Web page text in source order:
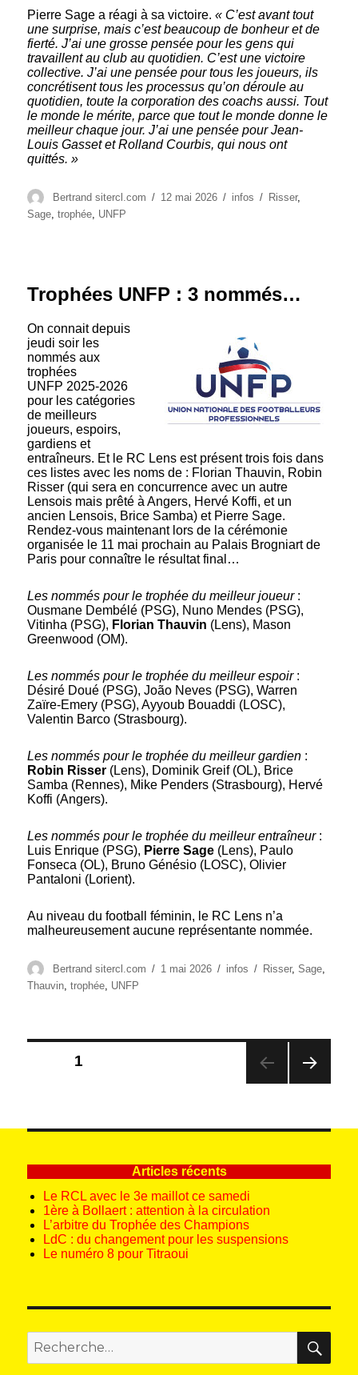
Pierre Sage a réagi à sa victoire.« C’est avant tout
une surprise, mais c’est beaucoup de bonheur et de
fierté. J’ai une grosse pensée pour les gens qui
travaillent au club au quotidien. C’est une victoire
collective. J’ai une pensée pour tous les joueurs, ils
concrétisent tous les processus qu’on déroule au
quotidien, toute la corporation des coachs aussi. Tout
le monde le mérite, parce que tout le monde donne le
meilleur chaque jour. J’ai une pensée pour Jean-
Louis Gasset et Rolland Courbis, qui nous ont
quittés. »
Auteur
Bertrand sitercl.com
Publié
12 mai 2026 Catégories
infos Étiquettes
Risser,
Sage,trophée, UNFP
Trophées UNFP : 3 nommés…
On connait depuis
jeudi soir les
nommés aux
trophées
UNFP 2025-2026
pour les catégories
de meilleurs
joueurs, espoirs,
gardiens et
entraîneurs. Et le RC Lens est présent trois fois dans
ces listes avec les noms de : Florian Thauvin, Robin
Risser (qui sera en concurrence avec un autre
Lensois mais prêté à Angers, Hervé Koffi, et un
ancien Lensois, Brice Samba) et Pierre Sage.
Rendez-vous maintenant lors de la cérémonie
organisée le 11 mai prochain au Palais Brogniart de
Paris pour connaître le résultat final…
Les nommés pour le trophée du meilleur joueur:
Ousmane Dembélé (PSG), Nuno Mendes (PSG),
Vitinha (PSG), Florian Thauvin (Lens), Mason
Greenwood (OM).
Les nommés pour le trophée du meilleur espoir:
Désiré Doué (PSG), João Neves (PSG), Warren
Zaïre-Emery (PSG), Ayyoub Bouaddi (LOSC),
Valentin Barco (Strasbourg).
Les nommés pour le trophée du meilleur gardien :
Robin Risser (Lens), Dominik Greif (OL), Brice
Samba (Rennes), Mike Penders (Strasbourg), Hervé
Koffi (Angers).
Les nommés pour le trophée du meilleur entraîneur :
Luis Enrique (PSG), Pierre Sage (Lens), Paulo
Fonseca (OL), Bruno Génésio (LOSC), Olivier
Pantaloni (Lorient).
Au niveau du football féminin, le RC Lens n’a
malheureusement aucune représentante nommée.
Auteur
Bertrand sitercl.com
Publié
1 mai 2026 Catégories
infos Étiquettes
Risser,Sage
Thauvin ,trophée UNFP
Pagination
1
ANT
Articles récents
Le RCL avec le 3e maillot ce samedi
1ère à Bollaert : attention à la circulation
L’arbitre du Trophée des Champions
LdC : du changement pour les suspensions
Le numéro 8 pour Titraoui
Recherche
pour
: